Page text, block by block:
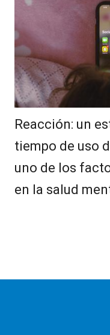
Reacción: un
tiempo de uso
uno de los
en la salud